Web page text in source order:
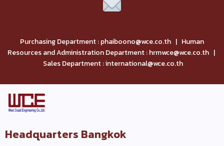
Purchasing Department : phaiboono@wce.co.th | Human
Resources and Administration Department : hrmwce@wce.co.th |
Sales Department : international@wce.co.th
Headquarters Bangkok